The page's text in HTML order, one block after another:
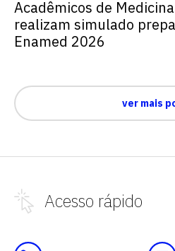
Acadêmicos de
realizam simulado
Enamed 2026
ver mais
Acesso rápido